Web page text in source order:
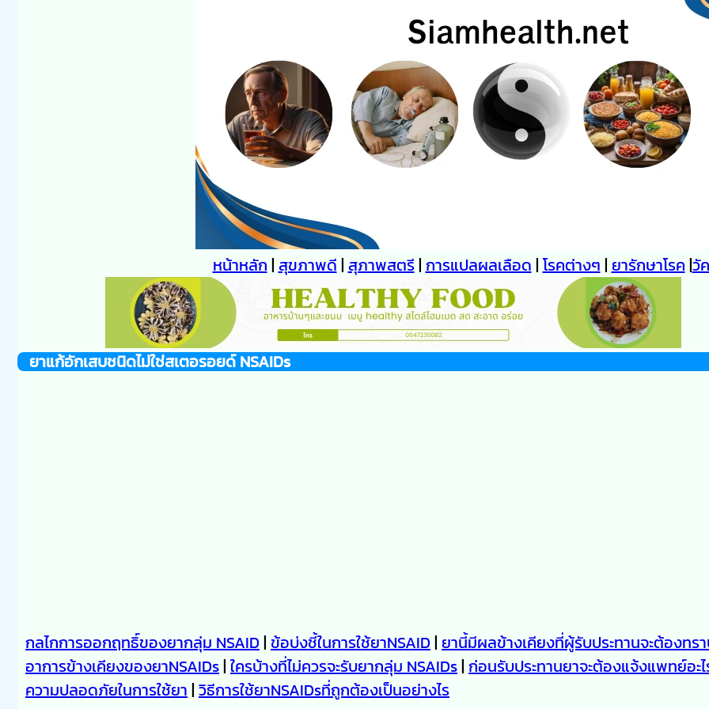
หน้าหลัก|สุขภาพดี|สุภาพสตรี|การแปลผลเลือด|โรคต่างๆ|ยารักษาโรค|วั
ยาแก้อักเสบชนิดไม่ใช่สเตอรอยด์ NSAIDs
กลไกการออกฤทธิ์ของยากลุ่ม NSAID| ข้อบ่งชี้ในการใช้ยาNSAID| ยานี้มีผลข้างเคียงที่ผู้รับประทานจะต้องทร
อาการข้างเคียงของยาNSAIDs|ใครบ้างที่ไม่ควรจะรับยากลุ่ม NSAIDs| ก่อนรับประทานยาจะต้องแจ้งแพทย์อะ
ความปลอดภัยในการใช้ยา| วิธีการใช้ยาNSAIDsที่ถูกต้องเป็นอย่างไร